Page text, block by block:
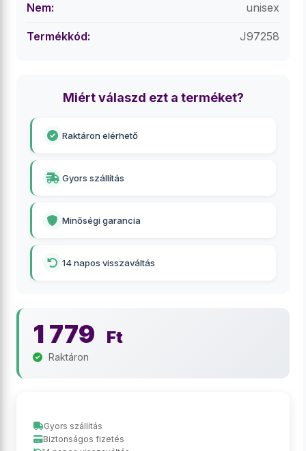
Nem: unisex
Termékkód: J97258
Miért válaszd ezt a terméket?
Raktáron elérhető
Gyors szállítás
Minőségi garancia
14 napos visszaváltás
1 779 Ft
Raktáron
Gyors szállítás
Biztonságos fizetés